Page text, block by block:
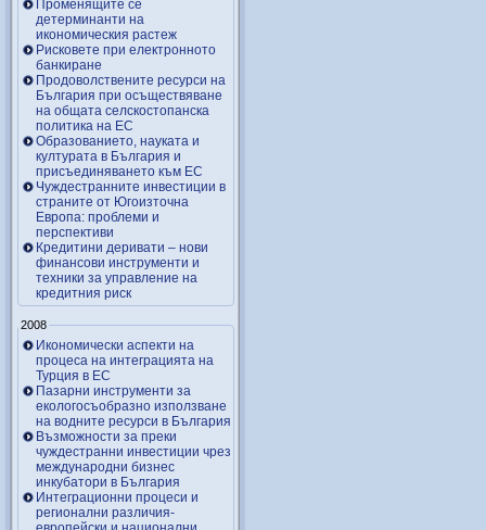
Променящите се
детерминанти на
икономическия растеж
Рисковете при електронното
банкиране
Продоволствените ресурси на
България при осъществяване
на общата селскостопанска
политика на ЕС
Образованието, науката и
културата в България и
присъединяването към ЕС
Чуждестранните инвестиции в
страните от Югоизточна
Европа: проблеми и
перспективи
Кредитини деривати – нови
финансови инструменти и
техники за управление на
кредитния риск
2008
Икономически аспекти на
процеса на интеграцията на
Турция в ЕС
Пазарни инструменти за
екологосъобразно използване
на водните ресурси в България
Възможности за преки
чуждестранни инвестиции чрез
международни бизнес
инкубатори в България
Интеграционни процеси и
регионални различия-